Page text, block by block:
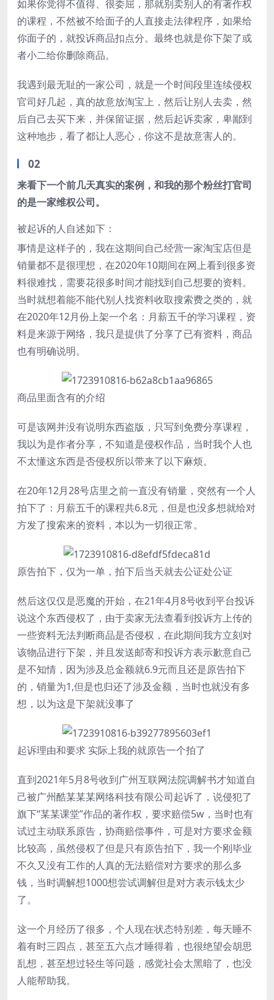
如果你觉得不值得、很委屈，那就别卖别人的有著作权
的课程，不然被不给面子的人直接走法律程序，如果给
你面子的，就投诉商品扣点分。最终也就是你下架了或
者小二给你删除商品。
我遇到最无耻的一家公司，就是一个时间段里连续侵权
官司好几起，真的故意放淘宝上，然后让别人去卖，然
后自己去买下来，并保留证据，然后起诉卖家，卑鄙到
这种地步，看了都让人恶心，你这不是故意害人的。
02
来看下一个前几天真实的案例，和我的那个粉丝打官司
的是一家维权公司。
被起诉的人自述如下：
事情是这样子的，我在这期间自己经营一家淘宝店但是
销量都不是很理想，在2020年10期间在网上看到很多资
料很难找，需要花很多时间才能找到自己想要的资料。
当时就想着能不能代别人找资料收取搜索费之类的，就
在2020年12月份上架一个名：月薪五千的学习课程，资
料是来源于网络，我只是提供了分享了已有资料，商品
也有明确说明。
商品里面含有的介绍
可是该网并没有说明东西盗版，只写到免费分享课程，
我以为是作者分享，不知道是侵权作品，当时我个人也
不太懂这东西是否侵权所以带来了以下麻烦。
在20年12月28号店里之前一直没有销量，突然有一个人
拍下了：月薪五千的课程共6.8元，但是也没多想就给对
方发了搜索来的资料，本以为一切很正常。
原告拍下，仅为一单，拍下后当天就去公证处公证
然后这仅仅是恶魔的开始，在21年4月8号收到平台投诉
说这个东西侵权了，由于卖家无法查看到投诉方上传的
一些资料无法判断商品是否侵权，在此期间我方立刻对
该物品进行下架，并且发送邮寄和投诉方表示歉意自己
是不知情，因为涉及总金额就6.9元而且还是原告拍下
的，销量为1,但是也归还了涉及金额，当时也就没有多
想，以为这是下架就没事了
起诉理由和要求 实际上我的就原告一个拍了
直到2021年5月8号收到广州互联网法院调解书才知道自
己被广州酷某某某网络科技有限公司起诉了，说侵犯了
旗下“某某课堂”作品的著作权，要求赔偿5w，当时也有
试过主动联系原告，协商赔偿事件，可是对方要求金额
比较高，虽然侵权了但是只有原告拍下，我一个刚毕业
不久又没有工作的人真的无法赔偿对方要求的那么多
钱，当时调解想1000想尝试调解但是对方表示钱太少
了。
这一个月经历了很多，个人现在状态特别差，每天睡不
着有时三四点，甚至五六点才睡得着，也很绝望会胡思
乱想，甚至想过轻生等问题，感觉社会太黑暗了，也没
人能帮助我。